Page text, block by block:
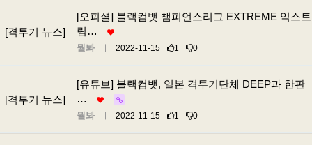
[격투기 뉴스]
[오피셜] 블랙컴뱃 챔피언스리그 EXTREME 익스트
림…
뭘봐 2022-11-15 1 0
[격투기 뉴스]
[유튜브] 블랙컴뱃, 일본 격투기단체 DEEP과 한판
…
뭘봐 2022-11-15 1 0